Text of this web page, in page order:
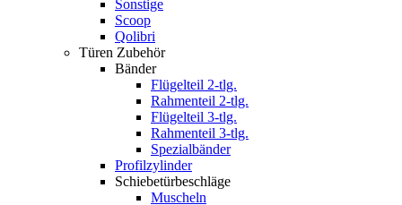
Sonstige
Scoop
Qolibri
Türen Zubehör
Bänder
Flügelteil 2-tlg.
Rahmenteil 2-tlg.
Flügelteil 3-tlg.
Rahmenteil 3-tlg.
Spezialbänder
Profilzylinder
Schiebetürbeschläge
Muscheln